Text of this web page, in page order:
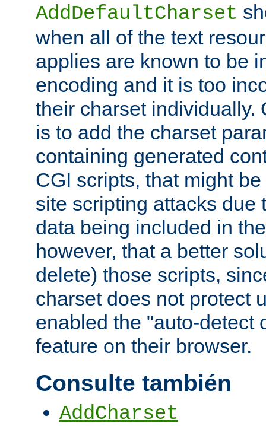
AddDefaultCharset
when all of the text
applies are known to be
encoding and it is too
their charset individually.
is to add the charset
containing generated
CGI scripts, that might
site scripting attacks due
data being included in
however, that a better
delete) those scripts,
charset does not protect
enabled the "auto-detect
feature on their browser.
Consulte también
AddCharset